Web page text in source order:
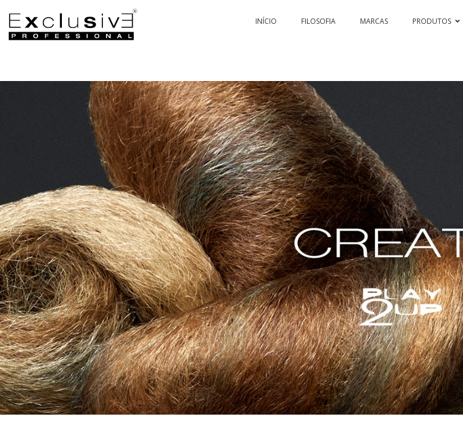
INÍCIO FILOSOFIA MARCAS PRODUTOS
PASSION & COLOR HI-TECH
PASSIONEX